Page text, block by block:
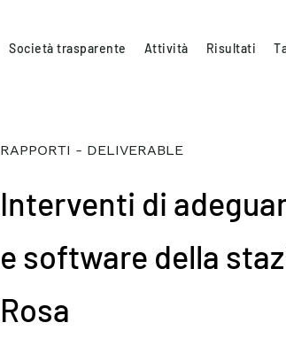
Società trasparente Attività Risultati
RAPPORTI - DELIVERABLE
Interventi di
e software della
Rosa